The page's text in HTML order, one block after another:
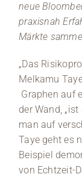
neue
praxisnah
Märkte
„Das
Melkamu
Graphen auf
der Wand,
man auf
Taye geht es
Beispiel
von Echtzeit-